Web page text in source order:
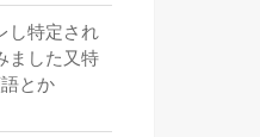
し特定され
ました又特
とか